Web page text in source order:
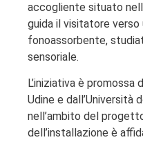
accogliente situato
guida il visitatore
fonoassorbente,
sensoriale.
L’iniziativa è promossa
Udine e dall’Università
nell’ambito del
dell’installazione è